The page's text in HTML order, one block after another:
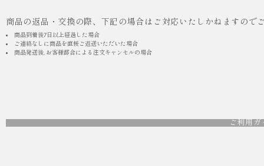
商品の返品・交換の際、下記の場合はご対応いたしかねますので
商品到着後7日以上経過した場合
ご連絡なしに商品を直接ご返送いただいた場合
商品発送後, お客様都合による注文キャンセルの場合
ご利用